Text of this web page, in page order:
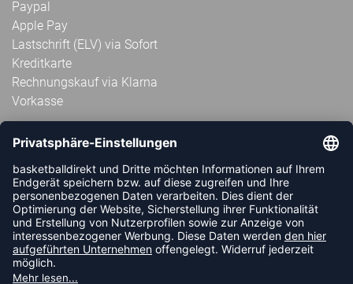
Paypal
Apple Pay
Lastschrift (ELV) via Sofort
Kreditkarte
Rechnungskauf via Klarna
Vorkasse
ABONNIERE JETZT DEN KOSTENLOSEN
HANDBALLDIREKT-NEWSLETTER UND VERPASSE KEINE
NEUIGKEIT ODER AKTION MEHR.
JETZT ANMELDEN